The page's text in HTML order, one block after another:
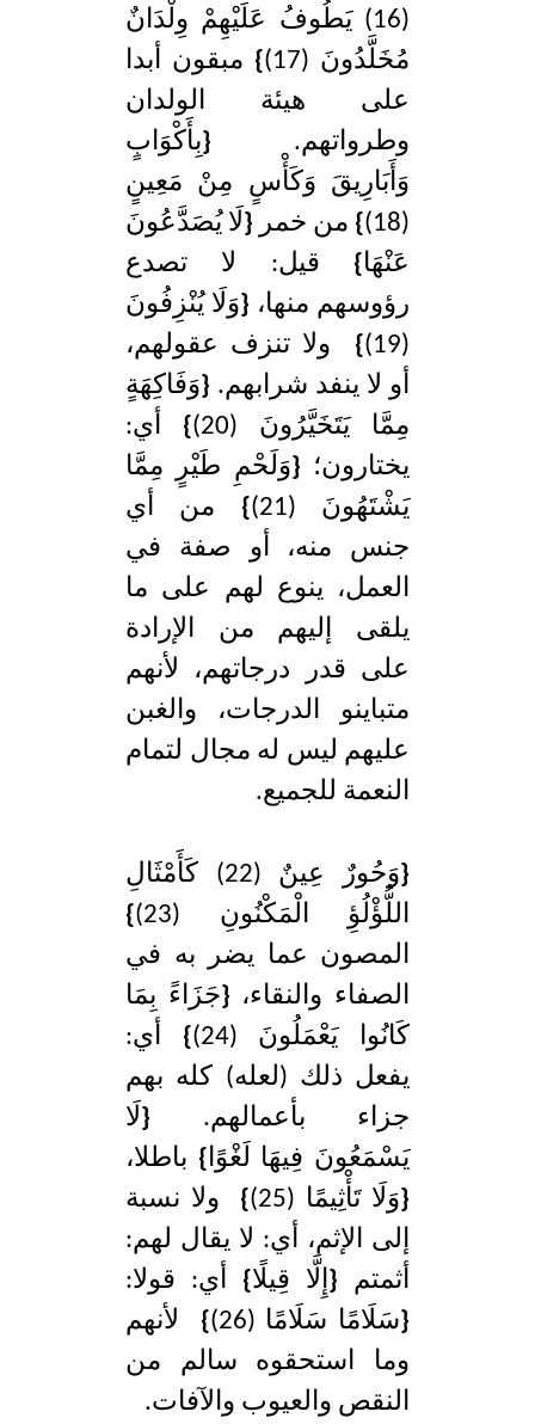
(16) يَطُوفُ عَلَيْهِمْ وِلْدَانٌ
مُخَلَّدُونَ (17)
} مبقون أبدا
على هيئة الولدان
وطرواتهم. {بِأَكْوَابٍ
وَأَبَارِيقَ وَكَأْسٍ مِنْ مَعِينٍ
(18)
} من خمر {لَا يُصَدَّعُونَ
عَنْهَا} قيل: لا تصدع
رؤوسهم منها، {وَلَا يُنْزِفُونَ
(19)
} ولا تنزف عقولهم،
أو لا ينفد شرابهم. {وَفَاكِهَةٍ
مِمَّا يَتَخَيَّرُونَ (20)
} أي:
يختارون؛ {وَلَحْمِ طَيْرٍ مِمَّا
يَشْتَهُونَ (21)
} من أي
جنس منه، أو صفة في
العمل، ينوع لهم على ما
يلقى إليهم من الإرادة
على قدر درجاتهم، لأنهم
متباينو الدرجات، والغبن
عليهم ليس له مجال لتمام
النعمة للجميع.
{
وَحُورٌ عِينٌ (22) كَأَمْثَالِ
اللُّؤْلُؤِ الْمَكْنُونِ (23)
}
المصون عما يضر به في
الصفاء والنقاء، {جَزَاءً بِمَا
كَانُوا يَعْمَلُونَ (24)
} أي:
يفعل ذلك (لعله) كله بهم
جزاء بأعمالهم. {لَا
يَسْمَعُونَ فِيهَا لَغْوًا } باطلا،
{وَلَا تَأْثِيمًا (25) } ولا نسبة
إلى الإثم، أي: لا يقال لهم:
أثمتم { إِلَّا قِيلًا} أي: قولا:
{سَلَامًا سَلَامًا (26) } لأنهم
وما استحقوه سالم من
النقص والعيوب والآفات.